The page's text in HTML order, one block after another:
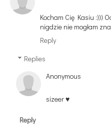
Kocham Cię Kasiu :)))
nigdzie nie mogłam
Reply
Replies
Anonymous
sizeer ♥
Reply